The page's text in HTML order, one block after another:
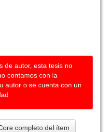
de autor, esta tesis no
contamos con la
autor o se cuenta con un
completo del ítem